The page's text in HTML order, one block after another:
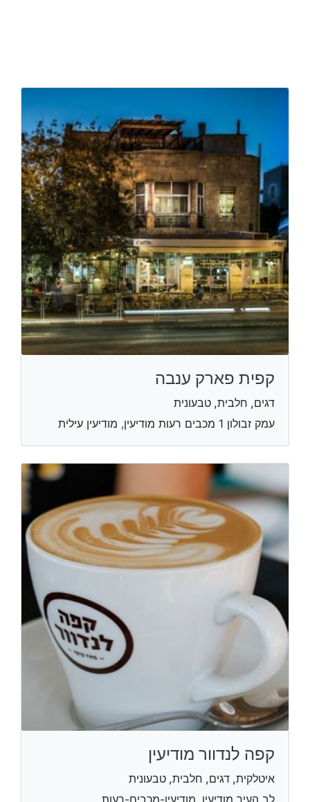
קפית פארק ענבה
דגים, חלבית, טבעונית
עמק זבולון 1 מכבים רעות מודיעין, מודיעין עילית
קפה לנדוור מודיעין
איטלקית, דגים, חלבית, טבעונית
לב העיר מודיעין, מודיעין-מכבים-רעות